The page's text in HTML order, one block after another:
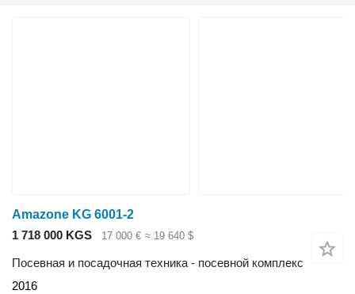
Amazone KG 6001-2
1 718 000 KGS
17 000 € ≈ 19 640 $
Посевная и посадочная техника - посевной комплекс
2016